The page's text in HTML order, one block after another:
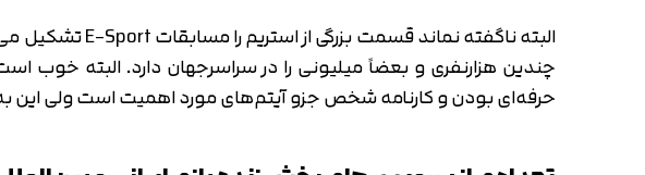
چندین هزارنفری و بعضاً میلیونی را در سراسرجهان دارد. البته
حرفه‌ای بودن و کارنامه شخص جزو آیتم‌های مورد اهمیت است ولی این